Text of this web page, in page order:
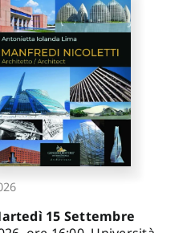
15 Settembre